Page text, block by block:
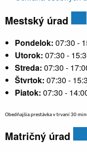
Mestský úrad
Pondelok: 07:30 -
Utorok: 07:30 -
Streda: 07:30 -
Štvrtok: 07:30 -
Piatok: 07:30 -
Obedňajšia prestávka v trvaní 30
Matričný úrad